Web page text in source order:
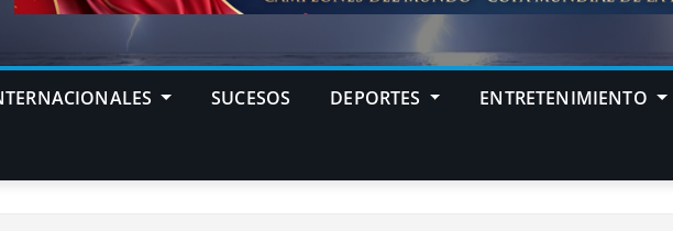
SUCESOS DEPORTES ENTRETENIMIENTO